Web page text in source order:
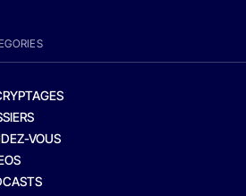
VOUS